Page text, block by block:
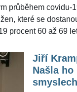
průběhem
které se
procent 60 až 69
Jiří
Našla ho
smyslech